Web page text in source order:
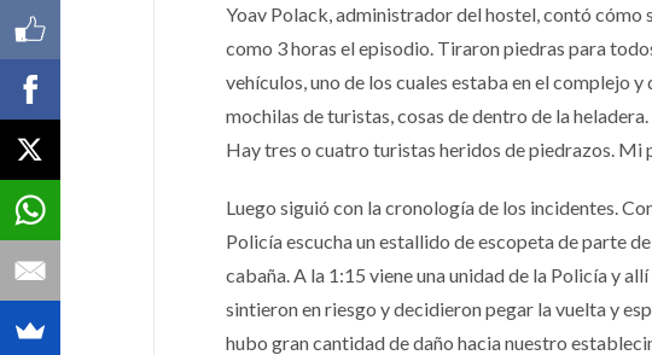
Yoav Polack, administrador del hostel, contó cómo
como 3 horas el episodio. Tiraron piedras para
vehículos, uno de los cuales estaba en el complejo
mochilas de turistas, cosas de dentro de la
Hay tres o cuatro turistas heridos de piedrazos. Mi
Luego siguió con la cronología de los incidentes.
Policía escucha un estallido de escopeta de parte
cabaña. A la 1:15 viene una unidad de la Policía y
sintieron en riesgo y decidieron pegar la vuelta y
hubo gran cantidad de daño hacia nuestro